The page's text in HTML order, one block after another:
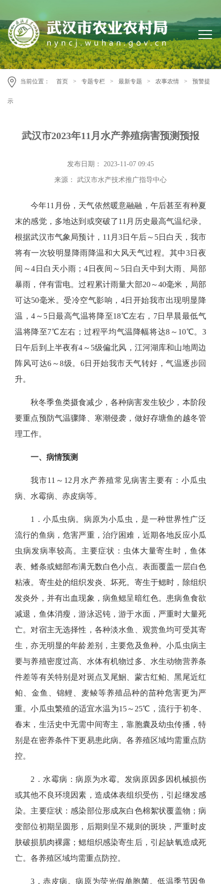
当前位置： 首页 > 专题专栏 > 最新专题 > 农事农情 > 预警提
示
武汉市2023年11月水产养殖病害预测预报
发布日期： 2023-11-07 09:45
来源： 武汉市水产技术推广指导中心
今年11月份，天气依然暖意融融，午后甚至有种夏
末的感觉，多地达到或突破了11月历史最高气温纪录。
根据武汉市气象局预计，11月3日午后～5日白天，我市
将有一次较明显降雨降温和大风天气过程。其中3日夜
间～4日白天小雨；4日夜间～5日白天中到大雨、局部
暴雨，伴有雷电。过程累计雨量大部20～40毫米，局部
可达50毫米。受冷空气影响，4日开始我市出现明显降
温，4～5日最高气温将降至18℃左右，7日早晨最低气
温将降至7℃左右；过程平均气温降幅将达8～10℃。3
日午后到上半夜有4～5级偏北风，江河湖库和山地周边
阵风可达6～8级。6日开始我市天气转好，气温逐步回
升。
秋冬季鱼类摄食减少，各种病害发生较少，本阶段
要重点预防气温骤降、寒潮侵袭，做好存塘鱼的越冬管
理工作。
一、 病情预测
我市11～12 月水产养殖常见病害主要有： 小瓜虫
病 、水霉病、赤皮病等。
1 ．小瓜虫病。 病原为小瓜虫，是一种世界性广泛
流行的鱼病，危害严重，治疗困难，近期各地反应小瓜
虫病发病率较高。主要症状：虫体大量寄生时，鱼体
表、鳍条或鳃部布满无数白色小点。表面覆盖一层白色
粘液。寄生处的组织发炎、坏死。寄生于鳃时，除组织
发炎外，并有出血现象，病鱼鳃呈暗红色。患病鱼食欲
减退，鱼体消瘦，游泳迟钝，游于水面，严重时大量死
亡。对宿主无选择性，各种淡水鱼、观赏鱼均可受其寄
生，亦无明显的年龄差别，主要危及鱼种。小瓜虫病主
要与养殖密度过高、水体有机物过多、水生动物营养条
件差等有关特别是对斑点叉尾鮰、蒙古红鲌、黑尾近红
鲌、金鱼、锦鲤、麦鲮等养殖品种的苗种危害更为严
重。小瓜虫繁殖的适宜水温为15～25℃，流行于初冬、
春末，生活史中无需中间寄主，靠胞囊及幼虫传播，特
别是在密养条件下更易患此病。各养殖区域均需重点防
控。
2． 水霉病 ：病原为水霉。发病原因多 因机械损伤
或其他不良环境因素，造成体表组织受伤， 引起继发感
染。 主要症状：感染部位形成灰白色棉絮状覆盖物 ； 病
变部位初期呈圆形，后期则呈不规则的斑块，严重时皮
肤破损肌肉裸露 ；鳃组织感染寄生后， 引起缺氧造成死
亡。 各养殖区域均需重点防控。
3．赤皮病。病原为荧光假单胞菌。低温季节因鱼